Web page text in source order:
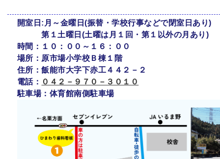
開室日:月～金曜日(振替・学校行事などで閉室日あり)
第１土曜日(土曜は月１回・第１以外の月あり)
時間：１０：００～１６：００
場所：原市場小学校Ｂ棟１階
住所：飯能市大字下赤工４４２－２
電話： ０４２－９７０－３０１０
駐車場：体育館南側駐車場